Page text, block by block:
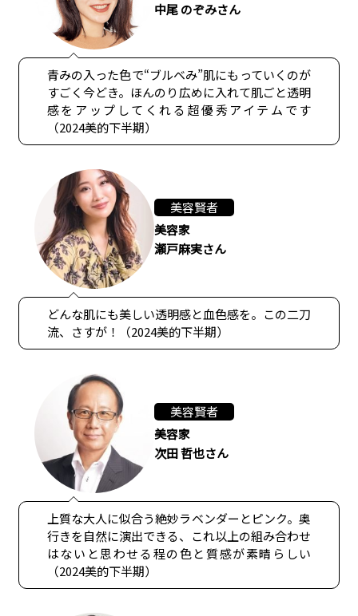
中尾 のぞみさん
青みの入った色で“ブルベみ”肌にもっていくのが
すごく今どき。ほんのり広めに入れて肌ごと透明
感をアップしてくれる超優秀アイテムです
（2024美的下半期）
美容賢者
美容家
瀬戸麻実さん
どんな肌にも美しい透明感と血色感を。この二刀
流、さすが！（2024美的下半期）
美容賢者
美容家
次田 哲也さん
上質な大人に似合う絶妙ラベンダーとピンク。奥
行きを自然に演出できる、これ以上の組み合わせ
はないと思わせる程の色と質感が素晴らしい
（2024美的下半期）